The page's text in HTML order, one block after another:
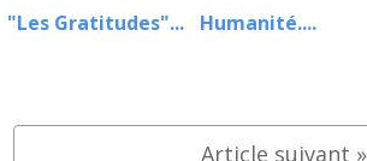
"Les Gratitudes"... Humanité....